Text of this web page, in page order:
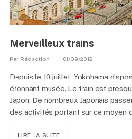
Merveilleux trains
Par Rédaction 01/09/2012
Depuis le 10 juillet, Yokohama
étonnant musée. Le train est
Japon. De nombreux Japonais
des activités portant sur ce moyen
LIRE LA SUITE